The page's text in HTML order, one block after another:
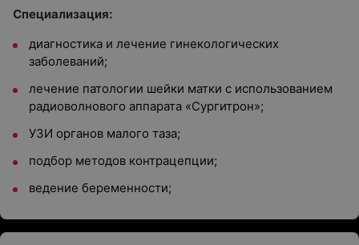
Специализация:
диагностика и лечение гинекологических
заболеваний;
лечение патологии шейки матки с использованием
радиоволнового аппарата «Сургитрон»;
УЗИ органов малого таза;
подбор методов контрацепции;
ведение беременности;